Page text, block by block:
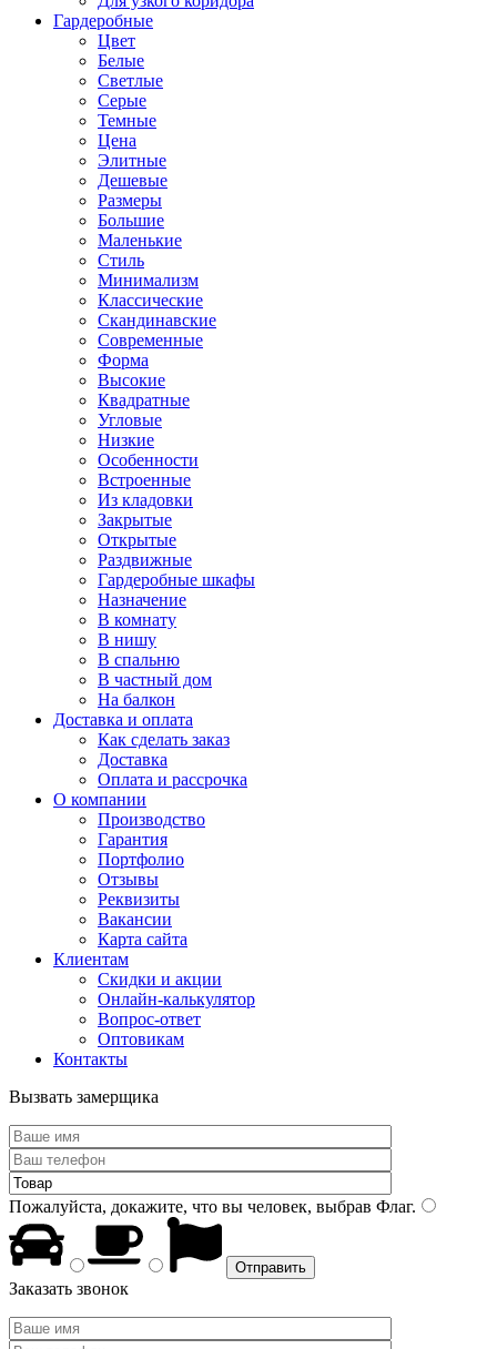
Гардеробные
Цвет
Белые
Светлые
Серые
Темные
Цена
Элитные
Дешевые
Размеры
Большие
Маленькие
Стиль
Минимализм
Классические
Скандинавские
Современные
Форма
Высокие
Квадратные
Угловые
Низкие
Особенности
Встроенные
Из кладовки
Закрытые
Открытые
Раздвижные
Гардеробные шкафы
Назначение
В комнату
В нишу
В спальню
В частный дом
На балкон
Доставка и оплата
Как сделать заказ
Доставка
Оплата и рассрочка
О компании
Производство
Гарантия
Портфолио
Отзывы
Реквизиты
Вакансии
Карта сайта
Клиентам
Скидки и акции
Онлайн-калькулятор
Вопрос-ответ
Оптовикам
Контакты
Вызвать замерщика
Пожалуйста, докажите, что вы человек, выбрав Флаг.
Заказать звонок